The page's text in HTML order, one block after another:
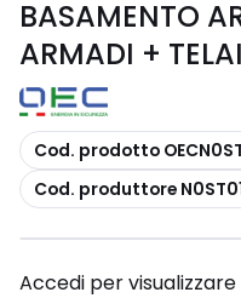
BASAMENTO
ARMADI + TELAI
copia
Cod. prodotto
copia
Cod. produttore
Accedi per